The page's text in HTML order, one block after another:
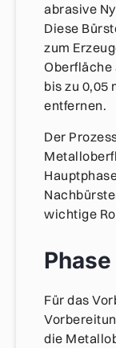
abrasive
Diese
zum
Oberfläche
bis zu 0,05
entfernen.
Der
wichtige
Für das
die